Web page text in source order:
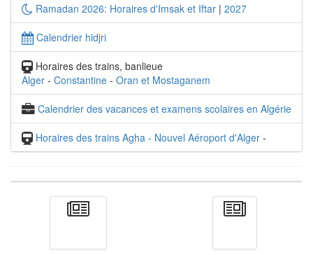
Ramadan 2026: Horaires d'Imsak et Iftar | 2027
Calendrier hidjri
Horaires des trains, banlieue
Alger - Constantine - Oran et Mostaganem
Calendrier des vacances et examens scolaires en Algérie
Horaires des trains Agha - Nouvel Aéroport d'Alger -